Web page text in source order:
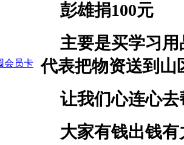
彭雄捐100元
主要是买学习
代表把物资送到山
让我们心连心
大家有钱出钱有